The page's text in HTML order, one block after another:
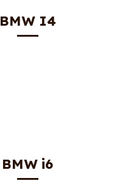
BMW I4
BMW i6